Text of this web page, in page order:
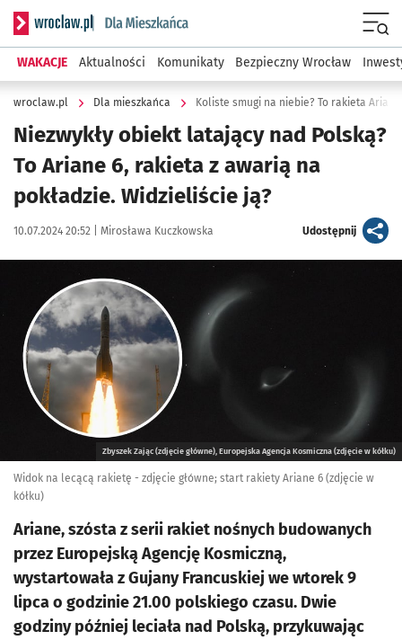
Serwis informacyjny wroclaw.pl podserwis: Dla mieszkańca
WAKACJE Aktualności Komunikaty Bezpieczny Wrocław
wroclaw.pl Dla mieszkańca Koliste smugi na niebie? To rakieta Ariane
Niezwykły obiekt latający nad Polską?
To Ariane 6, rakieta z awarią na
pokładzie. Widzieliście ją?
Data publikacji:
10.07.2024 20:52 | Autor:
Mirosława Kuczkowska Udostępnijartykuł
Zbyszek Zając (zdjęcie główne), Europejska Agencja Kosmiczna (zdjęcie w kółku)
Widok na lecącą rakietę - zdjęcie główne; start rakiety Ariane 6 (zdjęcie w
kółku)
Ariane, szósta z serii rakiet nośnych budowanych
przez Europejską Agencję Kosmiczną,
wystartowała z Gujany Francuskiej we wtorek 9
lipca o godzinie 21.00 polskiego czasu. Dwie
godziny później leciała nad Polską, przykuwając